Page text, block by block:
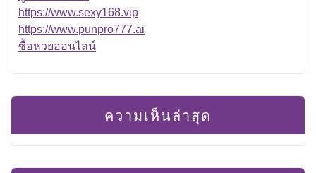
https://www.sexy168.vip
https://www.punpro777.ai
ซื้อหวยออนไลน์
ความเห็นล่าสุด